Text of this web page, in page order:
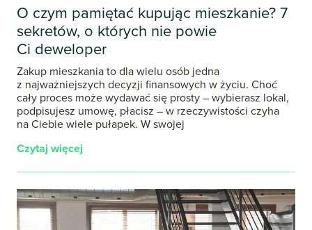
O czym pamiętać kupując mieszkanie? 7
sekretów, o których nie powie
Ci deweloper
Zakup mieszkania to dla wielu osób jedna
z najważniejszych decyzji finansowych w życiu. Choć
cały proces może wydawać się prosty – wybierasz lokal,
podpisujesz umowę, płacisz – w rzeczywistości czyha
na Ciebie wiele pułapek. W swojej
Czytaj więcej